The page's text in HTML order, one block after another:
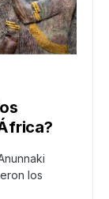
los